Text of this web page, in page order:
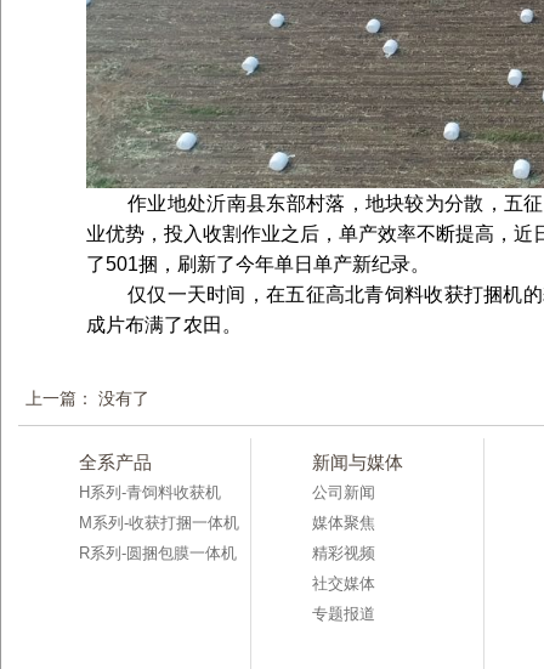
作业地处沂南县东部村落，地块较为分散，五
业优势，投入收割作业之后，单产效率不断提高，
了501捆，刷新了今年单日单产新纪录。
仅仅一天时间，在五征高北青饲料收获打捆机
成片布满了农田。
上一篇： 没有了
全系产品
H系列-青饲料收获机
M系列-收获打捆一体机
R系列-圆捆包膜一体机
新闻与媒体
公司新闻
媒体聚焦
精彩视频
社交媒体
专题报道